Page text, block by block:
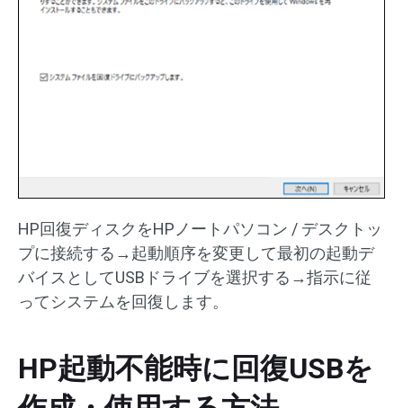
HP回復ディスクをHPノートパソコン / デスクトッ
プに接続する→起動順序を変更して最初の起動デ
バイスとしてUSBドライブを選択する→指示に従
ってシステムを回復します。
HP起動不能時に回復USBを